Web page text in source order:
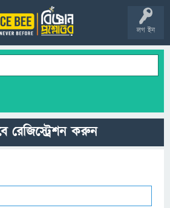
লগ ইন
রেজিস্ট্রেশন করুন